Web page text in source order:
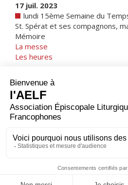
17 juil. 2023
lundi 15ème Semaine du
St. Spérat et ses compagnons,
Mémoire
La messe
Les heures
1 juin 2023
Afrique du Nord